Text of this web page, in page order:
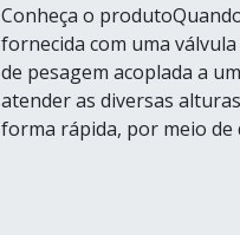
Conheça o
fornecida com uma
de pesagem acoplada a
atender as diversas
forma rápida, por meio de